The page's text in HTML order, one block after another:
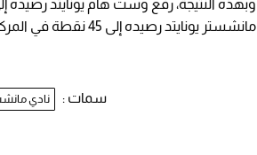
مانشستر يونايتد رصيده إلى 45 نقطة في المركز الرابع.
سمات : نادي